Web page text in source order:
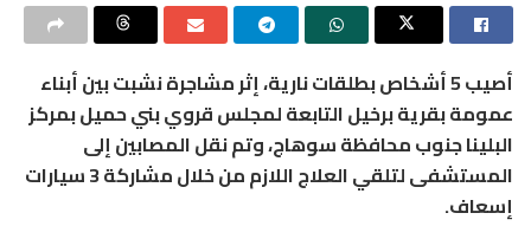
أصيب 5 أشخاص بطلقات نارية، إثر مشاجرة نشبت بين أبناء
عمومة بقرية برخيل التابعة لمجلس قروي بني حميل بمركز
البلينا جنوب محافظة سوهاج، وتم نقل المصابين إلى
المستشفى لتلقي العلاج اللازم من خلال مشاركة 3 سيارات
إسعاف.